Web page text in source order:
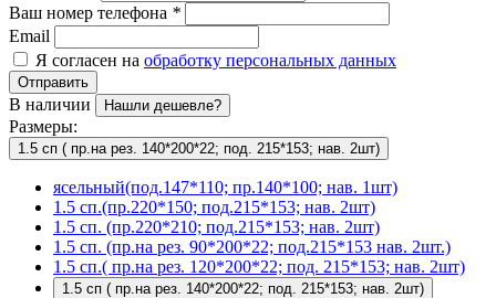
Ваш номер телефона *
Email
Я согласен на обработку персональных данных
Отправить
В наличии Нашли дешевле?
Размеры:
1.5 сп ( пр.на рез. 140*200*22; под. 215*153; нав. 2шт)
ясельный(под.147*110; пр.140*100; нав. 1шт)
1.5 сп.(пр.220*150; под.215*153; нав. 2шт)
1.5 сп. (пр.220*210; под.215*153; нав. 2шт)
1.5 сп. (пр.на рез. 90*200*22; под.215*153 нав. 2шт.)
1.5 сп.( пр.на рез. 120*200*22; под. 215*153; нав. 2шт)
1.5 сп ( пр.на рез. 140*200*22; под. 215*153; нав. 2шт)